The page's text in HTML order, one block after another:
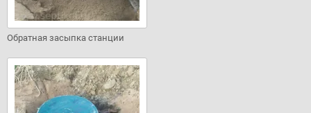
Обратная засыпка станции